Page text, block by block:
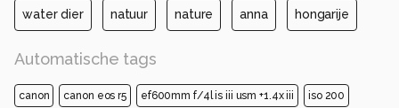
water dier natuur nature anna hongarije
Automatische tags
canon canon eos r5 ef600mm f/4l is iii usm +1.4x iii iso 200